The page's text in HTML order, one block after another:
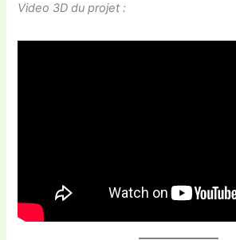
Video 3D du projet :